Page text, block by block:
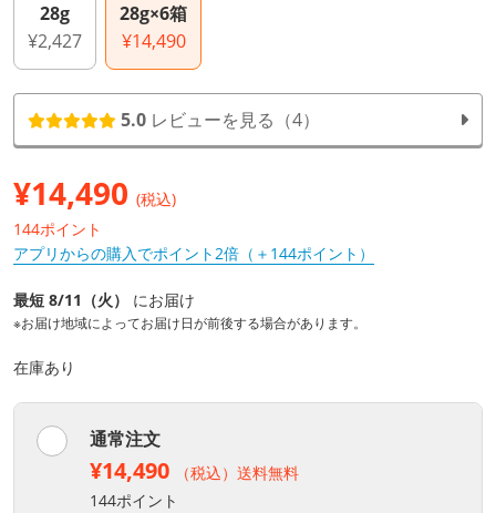
28g
¥2,427
28g×6箱
¥14,490
5.0 レビューを見る（4）
¥14,490 (税込)
144ポイント
アプリからの購入でポイント2倍（＋144ポイント）
最短 8/11（火） にお届け
※お届け地域によってお届け日が前後する場合があります。
在庫あり
通常注文
¥14,490
（税込）送料無料
144ポイント